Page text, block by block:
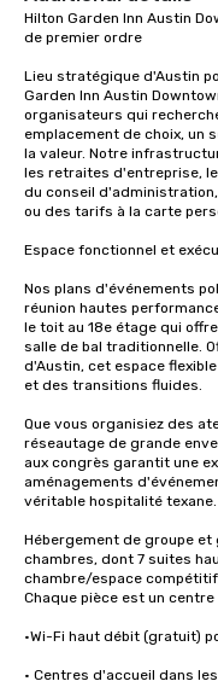
Hilton Garden Inn Austin
de premier ordre
Lieu stratégique d'Austin
Garden Inn Austin
organisateurs qui
emplacement de choix, un
la valeur. Notre
les retraites d'entreprise,
du conseil
ou des tarifs à la carte
Espace fonctionnel et
Nos plans d'événements
réunion hautes
le toit au 18e étage qui
salle de bal traditionnelle.
d'Austin, cet espace
et des transitions fluides.
Que vous organisiez des
réseautage de grande
aux congrès garantit une
aménagements
véritable hospitalité texane.
Hébergement de groupe
chambres, dont 7 suites
chambre/espace
Chaque pièce est un
•Wi-Fi haut débit (gratuit)
• Centres d'accueil dans